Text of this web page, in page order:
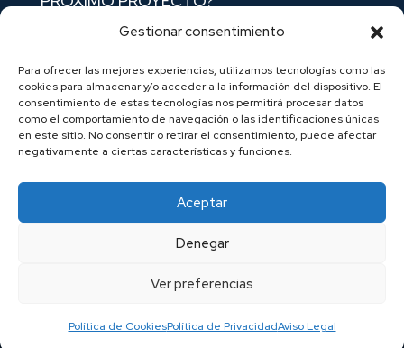
Gestionar consentimiento
Para ofrecer las mejores experiencias, utilizamos tecnologías como las
cookies para almacenar y/o acceder a la información del dispositivo. El
consentimiento de estas tecnologías nos permitirá procesar datos
como el comportamiento de navegación o las identificaciones únicas
en este sitio. No consentir o retirar el consentimiento, puede afectar
negativamente a ciertas características y funciones.
Aceptar
Denegar
Ver preferencias
Política de CookiesPolítica de PrivacidadAviso Legal
Nuestro catálogo está preparado para
balear.Contáctanosy empecemos a trabajar
juntos hoy mismo.
Canal Interno de Denuncias
© 2022 Antonio Cabot Fornés, S.A.